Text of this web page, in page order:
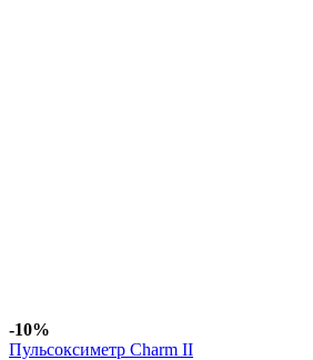
-10%
Пульсоксиметр Charm II